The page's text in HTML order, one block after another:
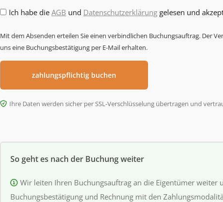
Ich habe die AGB und Datenschutzerklärung gelesen und
Mit dem Absenden erteilen Sie einen verbindlichen Buchungsauftrag. Der
uns eine Buchungsbestätigung per E-Mail erhalten.
Ihre Daten werden sicher per SSL-Verschlüsselung übertragen und
So geht es nach der Buchung weiter
Wir leiten Ihren Buchungsauftrag an die Eigentümer
Buchungsbestätigung und Rechnung mit den